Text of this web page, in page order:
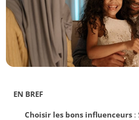
EN BREF
Choisir les bons influenceurs: